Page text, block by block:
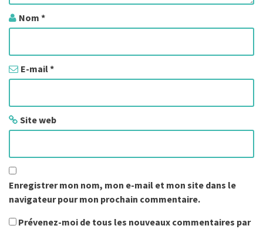
a
r
t
i
c
l
e
s
Nom *
E-mail*
Site web
Enregistrer mon nom, mon e-mail et mon site dans le
navigateur pour mon prochain commentaire.
Prévenez-moi de tous les nouveaux commentaires par